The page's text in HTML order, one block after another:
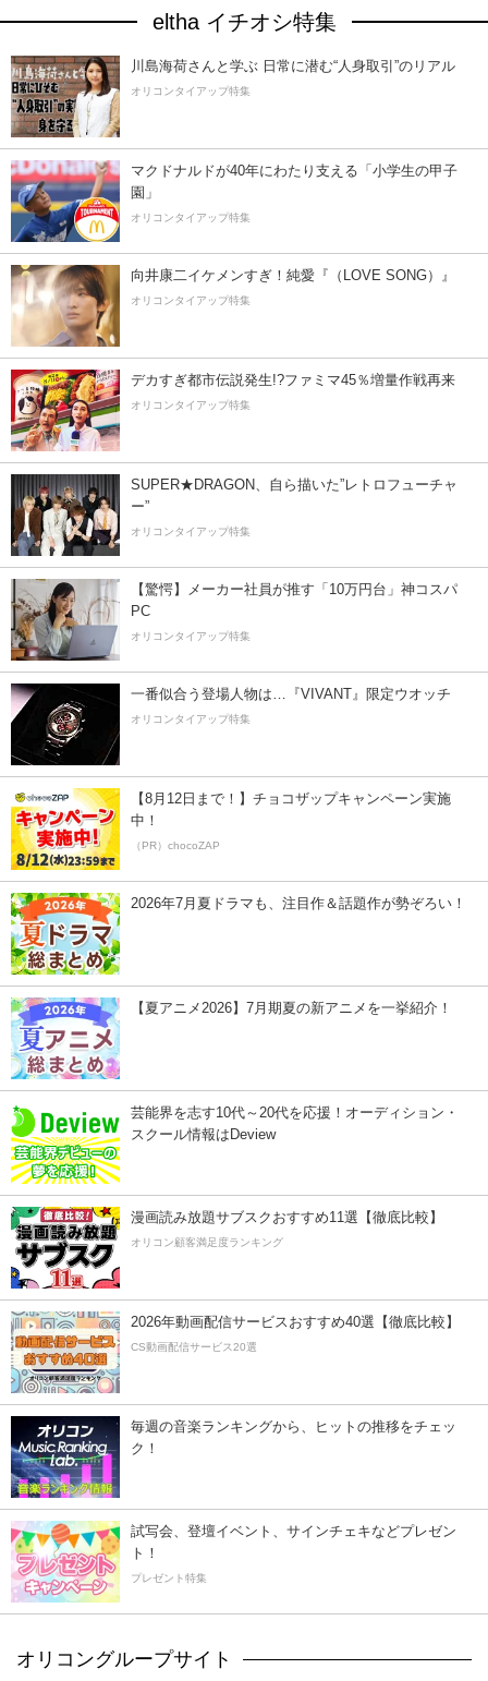
eltha イチオシ特集
川島海荷さんと学ぶ 日常に潜む“人身取引”のリアル
オリコンタイアップ特集
マクドナルドが40年にわたり支える「小学生の甲子
園」
オリコンタイアップ特集
向井康二イケメンすぎ！純愛『（LOVE SONG）』
オリコンタイアップ特集
デカすぎ都市伝説発生!?ファミマ45％増量作戦再来
オリコンタイアップ特集
SUPER★DRAGON、自ら描いた”レトロフューチャ
ー”
オリコンタイアップ特集
【驚愕】メーカー社員が推す「10万円台」神コスパ
PC
オリコンタイアップ特集
一番似合う登場人物は…『VIVANT』限定ウオッチ
オリコンタイアップ特集
【8月12日まで！】チョコザップキャンペーン実施
中！
（PR）chocoZAP
2026年7月夏ドラマも、注目作＆話題作が勢ぞろい！
【夏アニメ2026】7月期夏の新アニメを一挙紹介！
芸能界を志す10代～20代を応援！オーディション・
スクール情報はDeview
漫画読み放題サブスクおすすめ11選【徹底比較】
オリコン顧客満足度ランキング
2026年動画配信サービスおすすめ40選【徹底比較】
CS動画配信サービス20選
毎週の音楽ランキングから、ヒットの推移をチェッ
ク！
試写会、登壇イベント、サインチェキなどプレゼン
ト！
プレゼント特集
オリコングループサイト